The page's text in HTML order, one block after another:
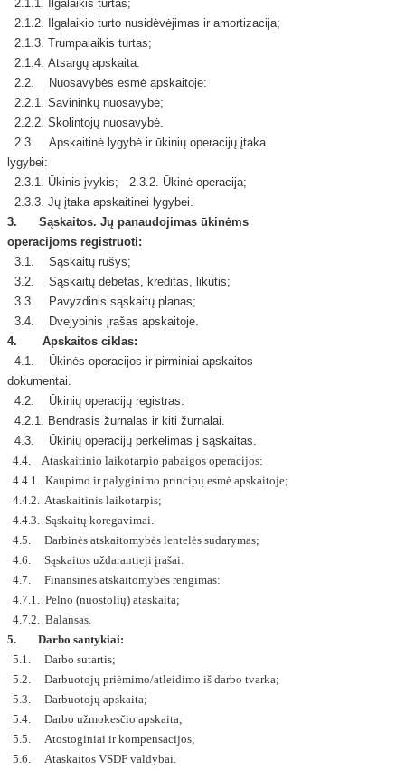
2.1.1. Ilgalaikis turtas;
2.1.2. Ilgalaikio turto nusidėvėjimas ir amortizacija;
2.1.3. Trumpalaikis turtas;
2.1.4. Atsargų apskaita.
2.2. Nuosavybės esmė apskaitoje:
2.2.1. Savininkų nuosavybė;
2.2.2. Skolintojų nuosavybė.
2.3. Apskaitinė lygybė ir ūkinių operacijų įtaka
lygybei:
2.3.1. Ūkinis įvykis; 2.3.2. Ūkinė operacija;
2.3.3. Jų įtaka apskaitinei lygybei.
3.
Sąskaitos. Jų panaudojimas ūkinėms
operacijoms registruoti:
3.1. Sąskaitų rūšys;
3.2. Sąskaitų debetas, kreditas, likutis;
3.3. Pavyzdinis sąskaitų planas;
3.4. Dvejybinis įrašas apskaitoje.
4. Apskaitos ciklas:
4.1. Ūkinės operacijos ir pirminiai apskaitos
dokumentai.
4.2. Ūkinių operacijų registras:
4.2.1. Bendrasis žurnalas ir kiti žurnalai.
4.3. Ūkinių operacijų perkėlimas į sąskaitas.
4.4. Ataskaitinio laikotarpio pabaigos operacijos:
4.4.1. Kaupimo ir palyginimo principų esmė apskaitoje;
4.4.2. Ataskaitinis laikotarpis;
4.4.3. Sąskaitų koregavimai.
4.5. Darbinės atskaitomybės lentelės sudarymas;
4.6. Sąskaitos uždarantieji įrašai.
4.7. Finansinės atskaitomybės rengimas:
4.7.1. Pelno (nuostolių) ataskaita;
4.7.2. Balansas.
5. Darbo santykiai:
5.1. Darbo sutartis;
5.2. Darbuotojų priėmimo/atleidimo iš darbo tvarka;
5.3. Darbuotojų apskaita;
5.4. Darbo užmokesčio apskaita;
5.5. Atostoginiai ir kompensacijos;
5.6. Ataskaitos VSDF valdybai.